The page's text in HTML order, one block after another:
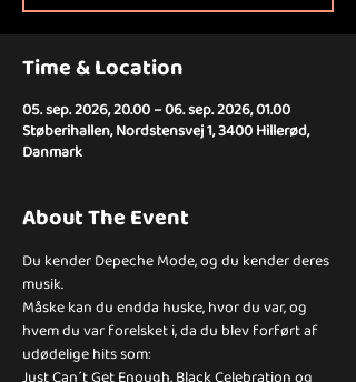
Time & Location
05. sep. 2026, 20.00 – 06. sep. 2026, 01.00
Støberihallen, Nordstensvej 1, 3400 Hillerød,
Danmark
About The Event
Du kender Depeche Mode, og du kender deres
musik.
Måske kan du endda huske, hvor du var, og
hvem du var forelsket i, da du blev forført af
udødelige hits som:
Just Can´t Get Enough, Black Celebration og